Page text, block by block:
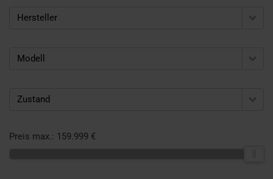
Hersteller
Modell
Zustand
Preis max.: 159.999 €